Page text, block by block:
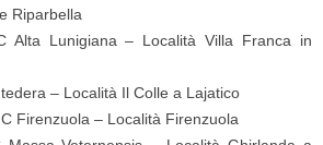
Riparbella
Alta Lunigiana – Località Villa Franca in
– Località Il Colle a Lajatico
Firenzuola – Località Firenzuola